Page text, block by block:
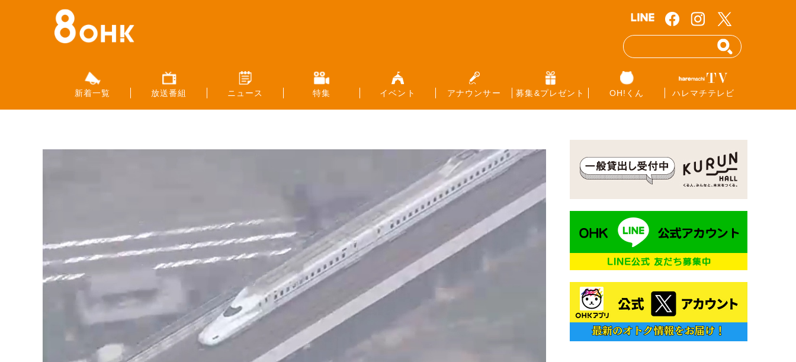
新着一覧 放送番組 ニュース 特集 イベント アナウンサー 募集&プレゼント OH!くん ハレマチテレビ